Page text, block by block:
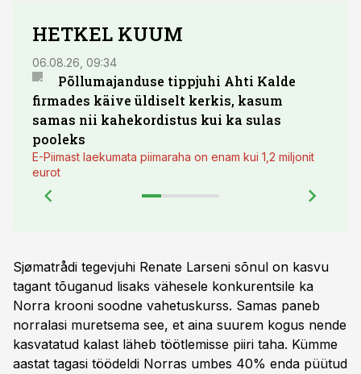
HETKEL KUUM
06.08.26, 09:34
Põllumajanduse tippjuhi Ahti Kalde
firmades käive üldiselt kerkis, kasum
samas nii kahekordistus kui ka sulas
pooleks
E-Piimast laekumata piimaraha on enam kui 1,2 miljonit
eurot
Sjømatrådi tegevjuhi Renate Larseni sõnul on kasvu
tagant tõuganud lisaks vähesele konkurentsile ka
Norra krooni soodne vahetuskurss. Samas paneb
norralasi muretsema see, et aina suurem kogus nende
kasvatatud kalast läheb töötlemisse piiri taha. Kümme
aastat tagasi töödeldi Norras umbes 40% enda püütud